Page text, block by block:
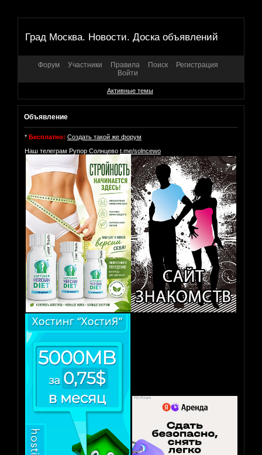
Град Москва. Новости. Доска объявлений
Форум Участники Правила Поиск
Регистрация
Войти
Активные темы
Объявление
* Бесплатно: Создать такой же форум
Наш телеграм Рупор Солнцево t.me/solncewo